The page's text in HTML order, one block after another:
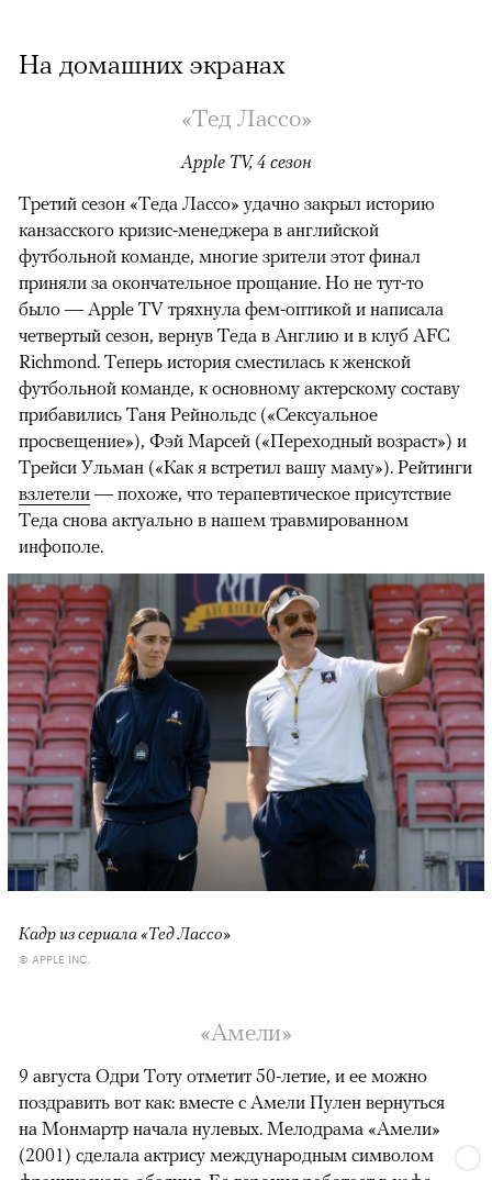
На домашних экранах
«Тед Лассо»
Apple TV, 4 сезон
00:00 / 00:00
Третий сезон «Теда Лассо» удачно закрыл историю
канзасского кризис-менеджера в английской
футбольной команде, многие зрители этот финал
приняли за окончательное прощание. Но не тут-то
было — Apple TV тряхнула фем-оптикой и написала
четвертый сезон, вернув Теда в Англию и в клуб AFC
Richmond. Теперь история сместилась к женской
футбольной команде, к основному актерскому составу
прибавились Таня Рейнольдс («Сексуальное
просвещение»), Фэй Марсей («Переходный возраст») и
Трейси Ульман («Как я встретил вашу маму»). Рейтинги
взлетели — похоже, что терапевтическое присутствие
Теда снова актуально в нашем травмированном
инфополе.
Кадр из сериала «Тед Лассо»
© APPLE INC.
«Амели»
9 августа Одри Тоту отметит 50-летие, и ее можно
поздравить вот как: вместе с Амели Пулен вернуться
на Монмартр начала нулевых. Мелодрама «Амели»
(2001) сделала актрису международным символом